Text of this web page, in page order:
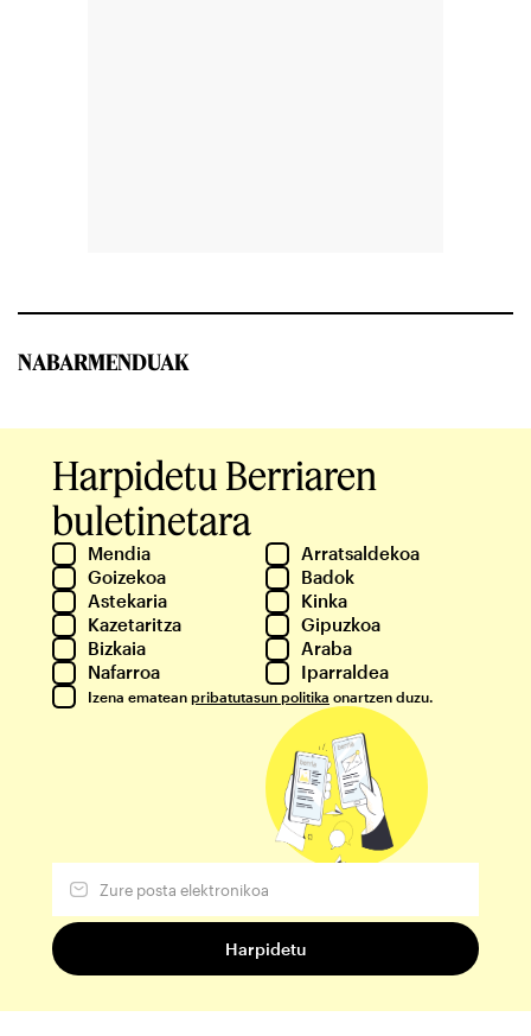
NABARMENDUAK
Harpidetu Berriaren
buletinetara
Mendia
Arratsaldekoa
Goizekoa
Badok
Astekaria
Kinka
Kazetaritza
Gipuzkoa
Bizkaia
Araba
Nafarroa
Iparraldea
Izena ematean pribatutasun politika onartzen duzu.